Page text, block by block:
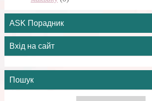
ASK Порадник
Вхід на сайт
Пошук